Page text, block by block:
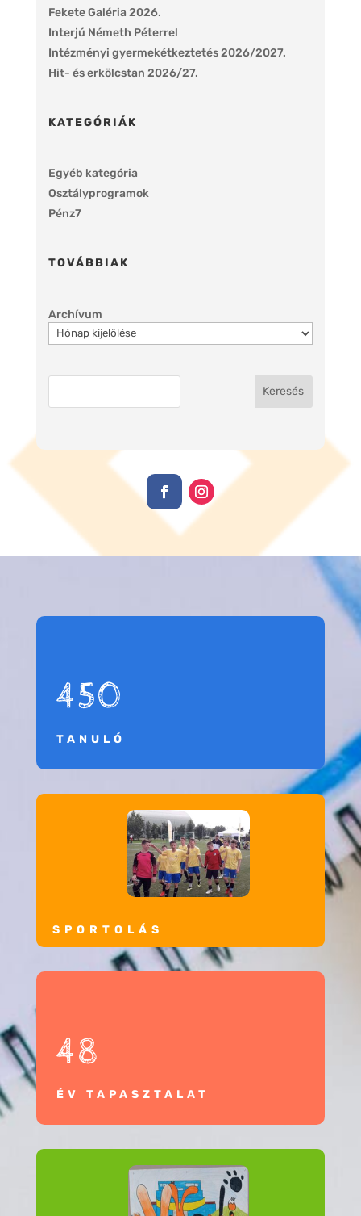
Fekete Galéria 2026.
Interjú Németh Péterrel
Intézményi gyermekétkeztetés 2026/2027.
Hit- és erkölcstan 2026/27.
KATEGÓRIÁK
Egyéb kategória
Osztályprogramok
Pénz7
TOVÁBBIAK
Archívum
Keresés
450
TANULÓ
SPORTOLÁS
48
ÉV TAPASZTALAT